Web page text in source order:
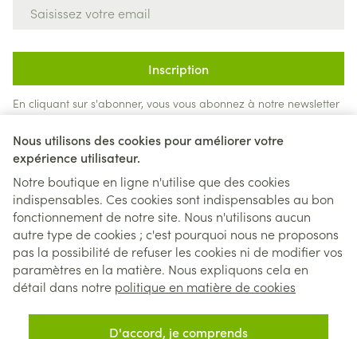
Nous utilisons des cookies pour améliorer votre
expérience utilisateur.
Notre boutique en ligne n'utilise que des cookies
indispensables. Ces cookies sont indispensables au bon
fonctionnement de notre site. Nous n'utilisons aucun
autre type de cookies ; c'est pourquoi nous ne proposons
pas la possibilité de refuser les cookies ni de modifier vos
paramètres en la matière. Nous expliquons cela en
détail dans notre politique en matière de cookies
D'accord, je comprends
Inscription
En cliquant sur s'abonner, vous vous abonnez à notre newsletter
et acceptez notrepolitique de confidentialité.
Liens légaux